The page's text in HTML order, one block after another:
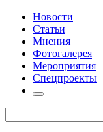
Новости
Статьи
Мнения
Фотогалерея
Мероприятия
Спецпроекты